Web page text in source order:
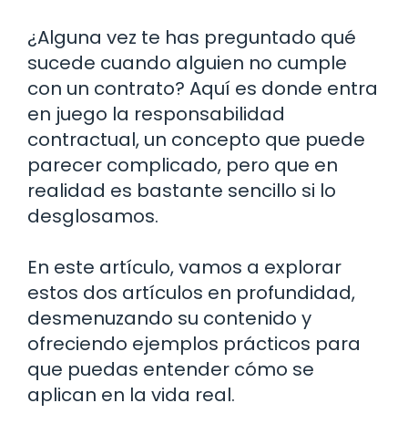
¿Alguna vez te has preguntado qué
sucede cuando alguien no cumple
con un contrato? Aquí es donde entra
en juego la responsabilidad
contractual, un concepto que puede
parecer complicado, pero que en
realidad es bastante sencillo si lo
desglosamos.
En este artículo, vamos a explorar
estos dos artículos en profundidad,
desmenuzando su contenido y
ofreciendo ejemplos prácticos para
que puedas entender cómo se
aplican en la vida real.